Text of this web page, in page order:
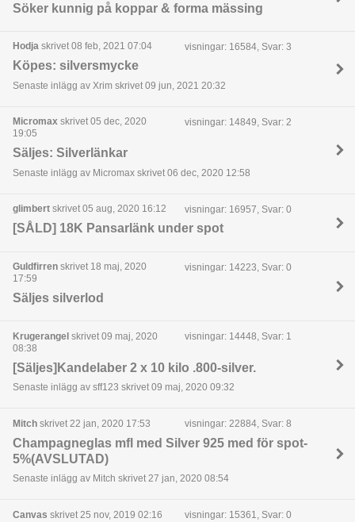
Söker kunnig på koppar & forma mässing
Hodja skrivet 08 feb, 2021 07:04 visningar: 16584, Svar: 3
Köpes: silversmycke
Senaste inlägg av Xrim skrivet 09 jun, 2021 20:32
Micromax skrivet 05 dec, 2020
19:05
visningar: 14849, Svar: 2
Säljes: Silverlänkar
Senaste inlägg av Micromax skrivet 06 dec, 2020 12:58
glimbert skrivet 05 aug, 2020 16:12 visningar: 16957, Svar: 0
[SÅLD] 18K Pansarlänk under spot
Guldfirren skrivet 18 maj, 2020
17:59
visningar: 14223, Svar: 0
Säljes silverlod
Krugerangel skrivet 09 maj, 2020
08:38
visningar: 14448, Svar: 1
[Säljes]Kandelaber 2 x 10 kilo .800-silver.
Senaste inlägg av sff123 skrivet 09 maj, 2020 09:32
Mitch skrivet 22 jan, 2020 17:53 visningar: 22884, Svar: 8
Champagneglas mfl med Silver 925 med för spot-
5%(AVSLUTAD)
Senaste inlägg av Mitch skrivet 27 jan, 2020 08:54
Canvas skrivet 25 nov, 2019 02:16 visningar: 15361, Svar: 0